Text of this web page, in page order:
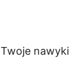
nawyki